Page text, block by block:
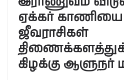
ஏக்கர்
ஜீவராசிகள்
கிழக்கு ஆளுநர்